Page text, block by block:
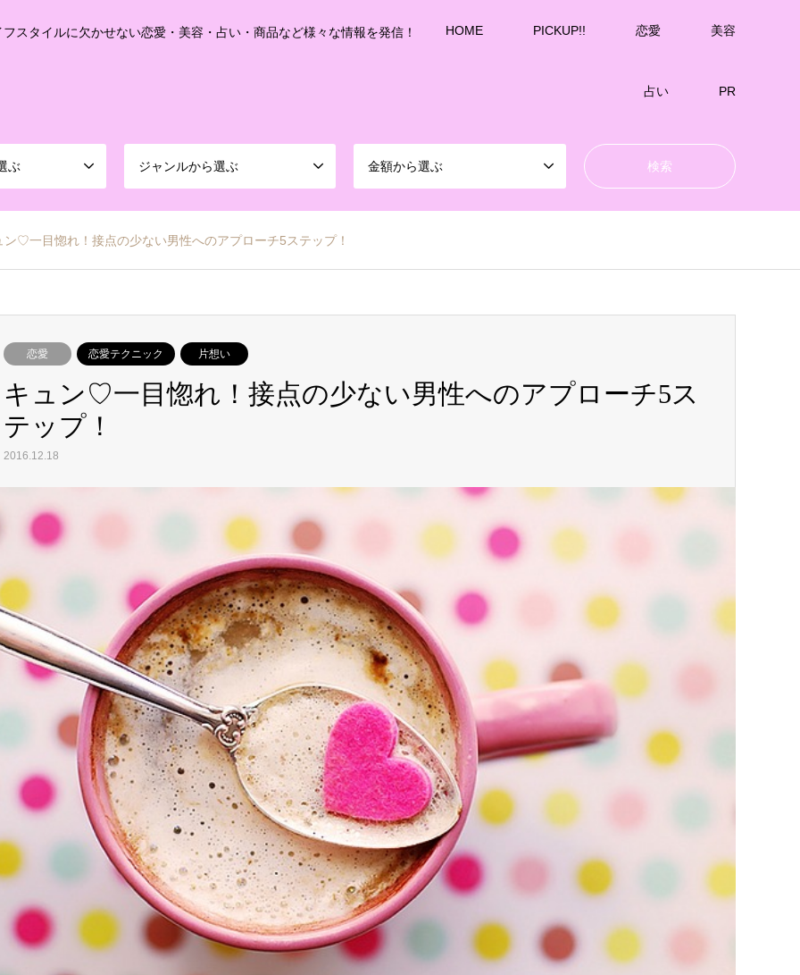
スタイルに欠かせない恋愛・美容・占い・商品など様々な情報を発信！ HOME PICKUP!! 恋愛 美容
占い PR
ぶ ジャンルから選ぶ 金額から選ぶ
ン♡一目惚れ！接点の少ない男性へのアプローチ5ステップ！
恋愛 恋愛テクニック 片想い
キュン♡一目惚れ！接点の少ない男性へのアプローチ5ス
テップ！
2016.12.18